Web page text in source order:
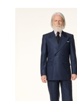
JE SOUHAITE ÊTRE